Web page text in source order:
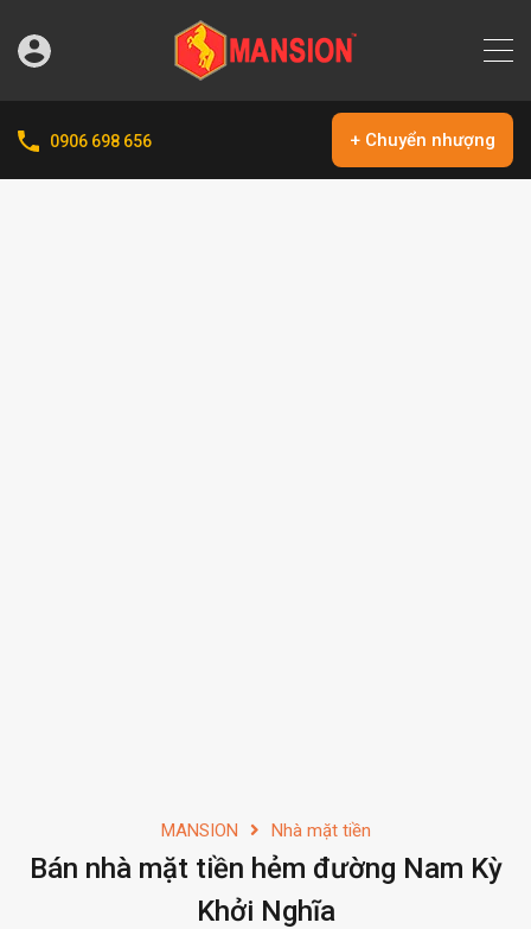
0906 698 656 + Chuyển nhượng
MANSION Nhà mặt tiền
Bán nhà mặt tiền hẻm đường Nam Kỳ
Khởi Nghĩa